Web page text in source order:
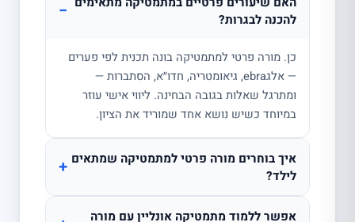
להכנה לבגרות?
−
כן. מורה פרטי למתמטיקה בונה תכנית לפי פערים
— אלגebra, גיאומטריה, חדו״א, הסתברות —
ומתרגל שאלות בגובה הבחינה. ליווי אישי עוזר
במיוחד כשיש נושא אחד שמוריד את הציון.
איך בוחרים מורה פרטי למתמטיקה שמתאים
לילד?
+
אפשר ללמוד מתמטיקה אונליין עם מורה